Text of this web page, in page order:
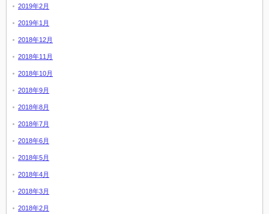
2019年2月
2019年1月
2018年12月
2018年11月
2018年10月
2018年9月
2018年8月
2018年7月
2018年6月
2018年5月
2018年4月
2018年3月
2018年2月